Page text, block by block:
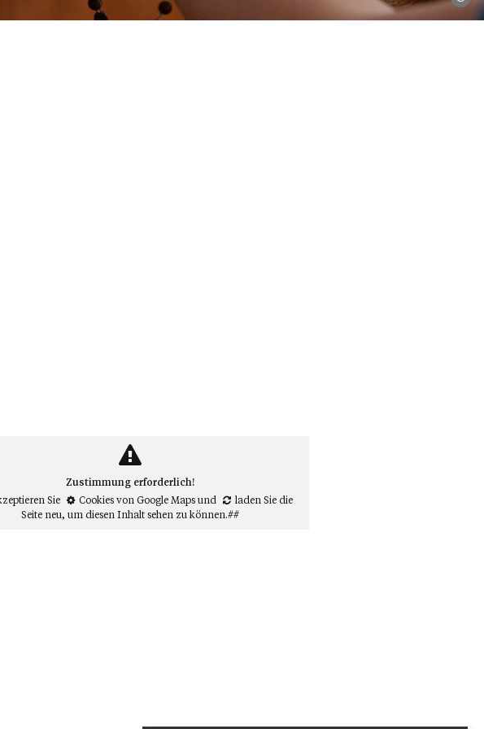
Zustimmung erforderlich!
Sie
Cookies von Google Mapsund
laden Sie die
Seite neu, um diesen Inhalt sehen zu können.##